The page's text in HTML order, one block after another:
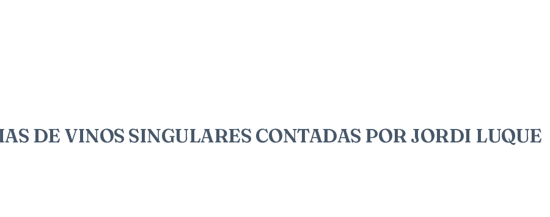
DE VINOS SINGULARES CONTADAS POR JORDI LUQUE